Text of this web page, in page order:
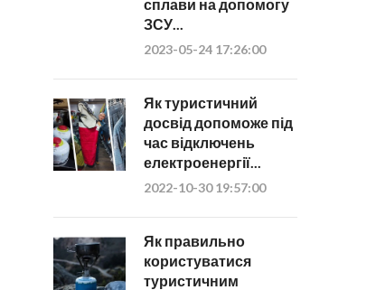
сплави на допомогу
ЗСУ...
2023-05-24 17:26:00
Як туристичний
досвід допоможе під
час відключень
електроенергії...
2022-10-30 19:57:00
Як правильно
користуватися
туристичним